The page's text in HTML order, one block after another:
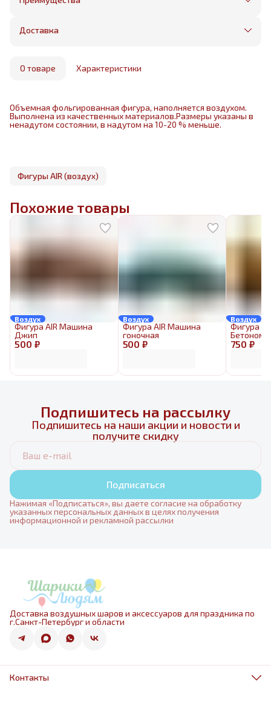
Оплата частями в Сплит
Бесплатная доставка в пределах КАД
маркетплейса
Доставка
О товаре Характеристики
Объемная фольгированная фигура, наполняется воздухом.
Выполнена из качественных материалов.Размеры указаны в
ненадутом состоянии, в надутом на 10-20 % меньше.
Фигуры AIR (воздух)
Похожие товары
Воздух
500 ₽
Фигура AIR Машина
Джип
Воздух
500 ₽
Фигура AIR Машина
гоночная
Воздух
750 ₽
Фигура
Подпишитесь на рассылку
Подпишитесь на наши акции и новости и
получите скидку
Подписаться
Нажимая «Подписаться», вы даете согласие на обработку
указанных персональных данных в целях получения
информационной и рекламной рассылки
Доставка воздушных шаров и аксессуаров для праздника по
г.Санкт-Петербург и области
Контакты